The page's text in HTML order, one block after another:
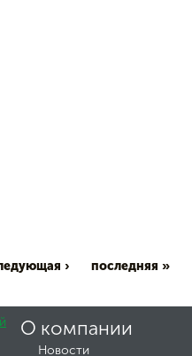
› последняя »
О компании
Новости